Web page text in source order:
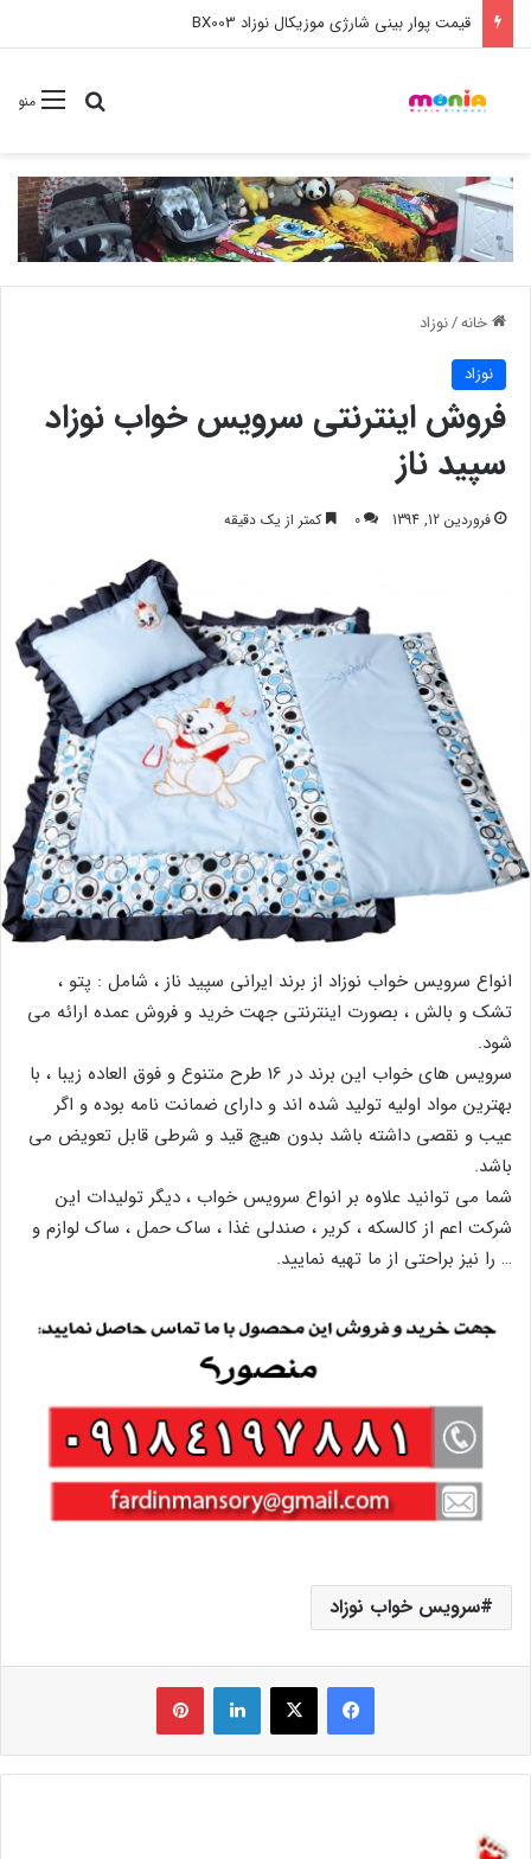
خرید عمده ست مانیکور نوزاد خارجی
منوجستجو
خانه/نوزاد
نوزاد
فروش اینترنتی سرویس خواب نوزاد
سپید ناز
فروردین 12, 1394 0 کمتر از یک دقیقه
انواع سرویس خواب نوزاد از برند ایرانی سپید ناز ، شامل : پتو ،
تشک و بالش ، بصورت اینترنتی جهت خرید و فروش عمده ارائه می
شود.
سرویس های خواب این برند در 16 طرح متنوع و فوق العاده زیبا ، با
بهترین مواد اولیه تولید شده اند و دارای ضمانت نامه بوده و اگر
عیب و نقصی داشته باشد بدون هیچ قید و شرطی قابل تعویض می
باشد.
شما می توانید علاوه بر انواع سرویس خواب ، دیگر تولیدات این
شرکت اعم از کالسکه ، کریر ، صندلی غذا ، ساک حمل ، ساک لوازم و
… را نیز براحتی از ما تهیه نمایید.
سرویس خواب نوزاد
فیس بوک X لینکدین ‫پین‌ترست